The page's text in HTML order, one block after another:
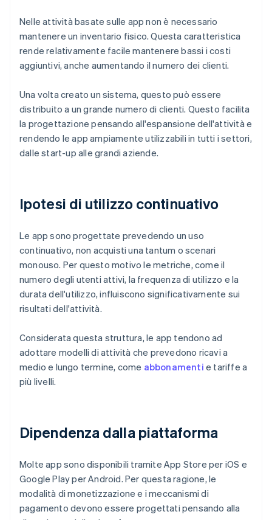
Nelle attività basate sulle app non è necessario
mantenere un inventario fisico. Questa caratteristica
rende relativamente facile mantenere bassi i costi
aggiuntivi, anche aumentando il numero dei clienti.
Una volta creato un sistema, questo può essere
distribuito a un grande numero di clienti. Questo facilita
la progettazione pensando all'espansione dell'attività e
rendendo le app ampiamente utilizzabili in tutti i settori,
dalle start-up alle grandi aziende.
Ipotesi di utilizzo continuativo
Le app sono progettate prevedendo un uso
continuativo, non acquisti una tantum o scenari
monouso. Per questo motivo le metriche, come il
numero degli utenti attivi, la frequenza di utilizzo e la
durata dell'utilizzo, influiscono significativamente sui
risultati dell'attività.
Considerata questa struttura, le app tendono ad
adottare modelli di attività che prevedono ricavi a
medio e lungo termine, come abbonamenti e tariffe a
più livelli.
Dipendenza dalla piattaforma
Molte app sono disponibili tramite App Store per iOS e
Google Play per Android. Per questa ragione, le
modalità di monetizzazione e i meccanismi di
pagamento devono essere progettati pensando alla